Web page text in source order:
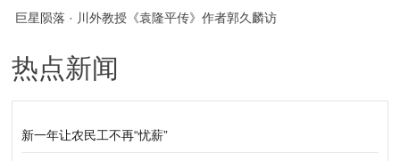
巨星陨落 · 川外教授《袁隆平传》作者郭久麟访
热点新闻
新一年让农民工不再“忧薪”